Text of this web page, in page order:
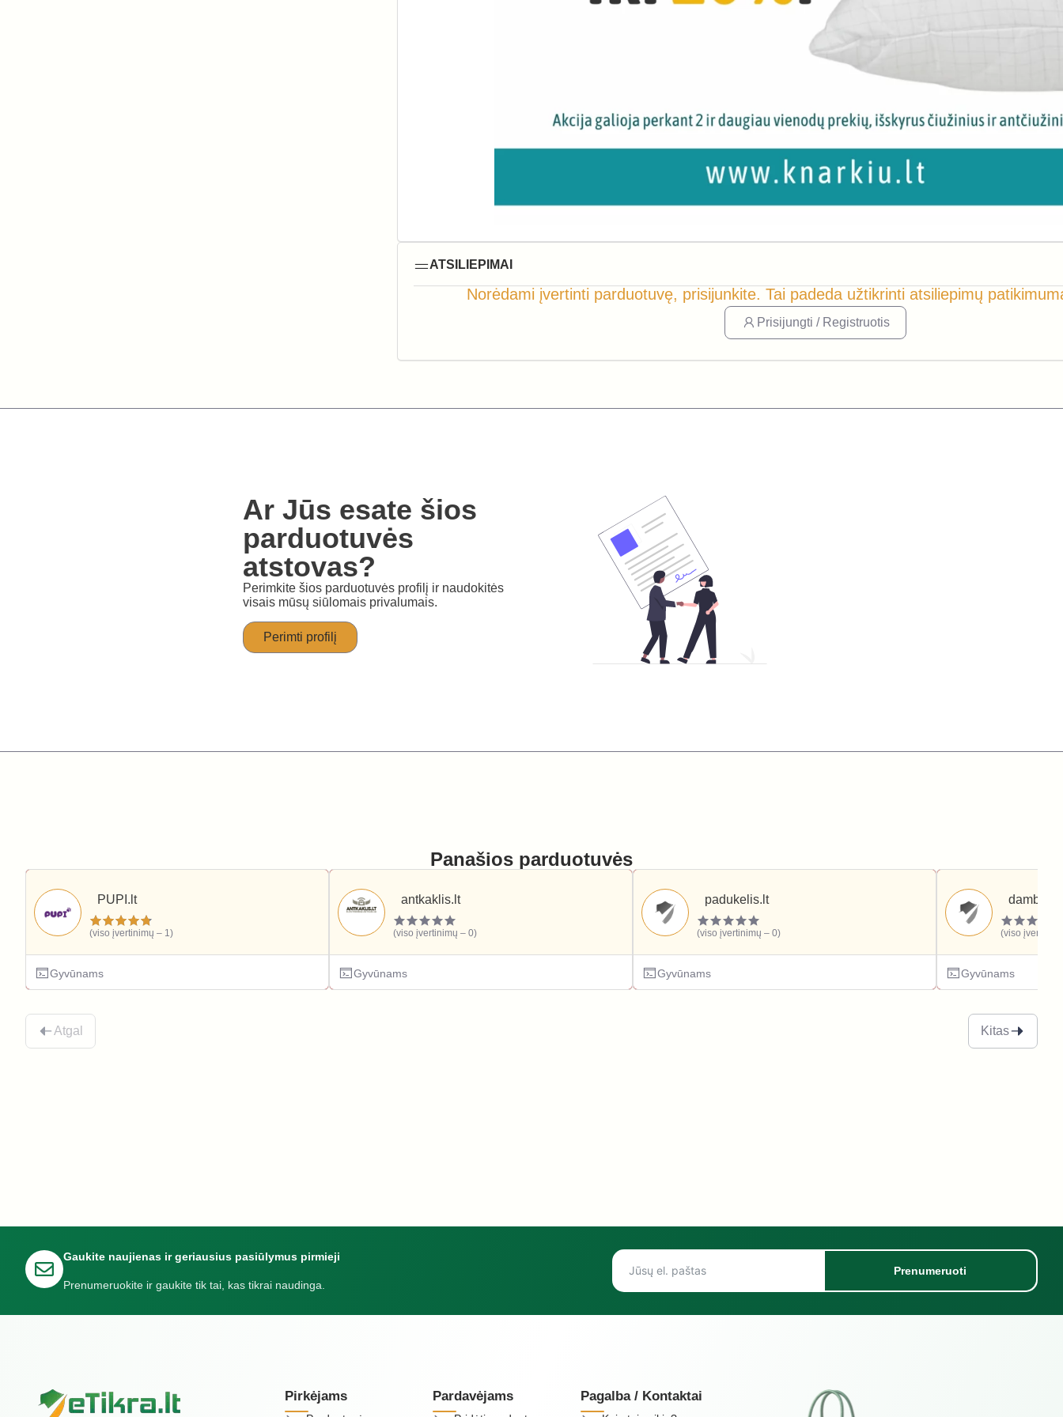
ATSILIEPIMAI
Norėdami įvertinti parduotuvę, prisijunkite. Tai padeda užtikrinti atsiliepimų
Prisijungti / Registruotis
Ar Jūs esate šios
parduotuvės
atstovas?
Perimkite šios parduotuvės profilį ir naudokitės
visais mūsų siūlomais privalumais.
Perimti profilį
Panašios parduotuvės
PUPI.lt
(viso įvertinimų – 1)
Gyvūnams
antkaklis.lt
(viso įvertinimų – 0)
Gyvūnams
padukelis.lt
(viso įvertinimų – 0)
Gyvūnams
dambo.lt
(viso
Gyvūnams
Atgal Kitas
Gaukite naujienas ir geriausius pasiūlymus pirmieji
Prenumeruokite ir gaukite tik tai, kas tikrai naudinga.
Prenumeruoti
Pirkėjams Pardavėjams Pagalba / Kontaktai